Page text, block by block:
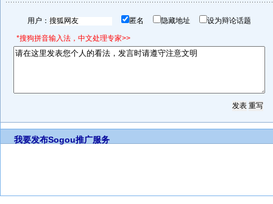
用户： 匿名 隐藏地址 设为辩论话题
*搜狗拼音输入法，中文处理专家>>
我要发布Sogou推广服务